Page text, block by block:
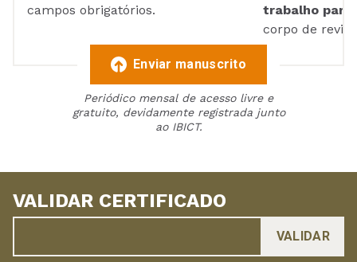
campos obrigatórios.
trabalho para
corpo de
Enviar manuscrito
Periódico mensal de acesso livre e
gratuito, devidamente registrada junto
ao IBICT.
VALIDAR CERTIFICADO